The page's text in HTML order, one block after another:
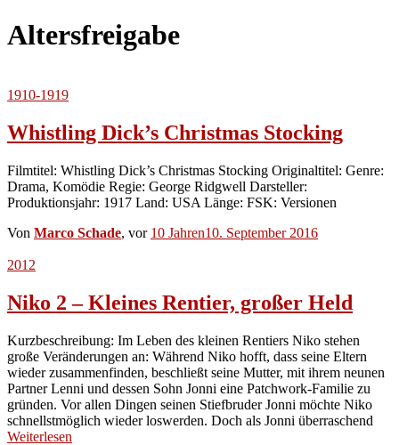
Altersfreigabe
1910-1919
Whistling Dick’s Christmas Stocking
Filmtitel: Whistling Dick’s Christmas Stocking Originaltitel: Genre:
Drama, Komödie Regie: George Ridgwell Darsteller:
Produktionsjahr: 1917 Land: USA Länge: FSK: Versionen
Von Marco Schade, vor 10 Jahren10. September 2016
2012
Niko 2 – Kleines Rentier, großer Held
Kurzbeschreibung: Im Leben des kleinen Rentiers Niko stehen
große Veränderungen an: Während Niko hofft, dass seine Eltern
wieder zusammenfinden, beschließt seine Mutter, mit ihrem neunen
Partner Lenni und dessen Sohn Jonni eine Patchwork-Familie zu
gründen. Vor allen Dingen seinen Stiefbruder Jonni möchte Niko
schnellstmöglich wieder loswerden. Doch als Jonni überraschend
Weiterlesen